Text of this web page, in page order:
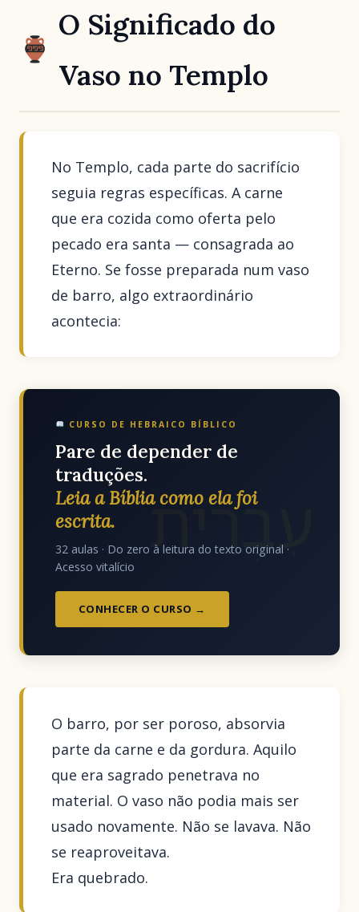
O Significado do
Vaso no Templo
No Templo, cada parte do sacrifício
seguia regras específicas. A carne
que era cozida como oferta pelo
pecado era santa — consagrada ao
Eterno. Se fosse preparada num vaso
de barro, algo extraordinário
acontecia:
עִבְרִית
CURSO DE HEBRAICO BÍBLICO
Pare de depender de
traduções.
Leia a Bíblia como ela foi
escrita.
32 aulas · Do zero à leitura do texto original ·
Acesso vitalício
CONHECER O CURSO →
O barro, por ser poroso, absorvia
parte da carne e da gordura. Aquilo
que era sagrado penetrava no
material. O vaso não podia mais ser
usado novamente. Não se lavava. Não
se reaproveitava.
Era quebrado.